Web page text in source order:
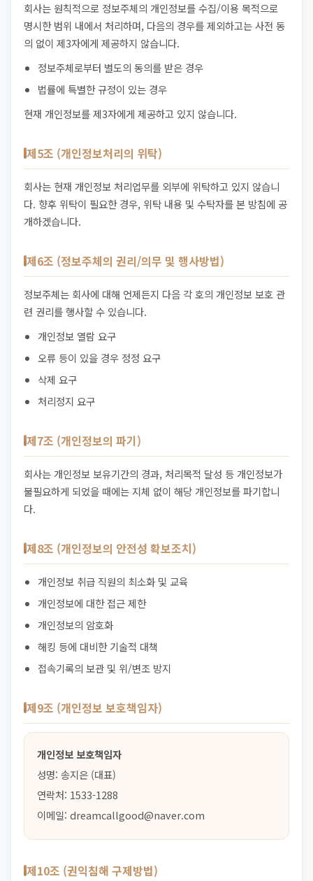
회사는 원칙적으로 정보주체의 개인정보를 수집/이용 목적으로
명시한 범위 내에서 처리하며, 다음의 경우를 제외하고는 사전 동
의 없이 제3자에게 제공하지 않습니다.
정보주체로부터 별도의 동의를 받은 경우
법률에 특별한 규정이 있는 경우
현재 개인정보를 제3자에게 제공하고 있지 않습니다.
제5조 (개인정보처리의 위탁)
회사는 현재 개인정보 처리업무를 외부에 위탁하고 있지 않습니
다. 향후 위탁이 필요한 경우, 위탁 내용 및 수탁자를 본 방침에 공
개하겠습니다.
제6조 (정보주체의 권리/의무 및 행사방법)
정보주체는 회사에 대해 언제든지 다음 각 호의 개인정보 보호 관
련 권리를 행사할 수 있습니다.
개인정보 열람 요구
오류 등이 있을 경우 정정 요구
삭제 요구
처리정지 요구
제7조 (개인정보의 파기)
회사는 개인정보 보유기간의 경과, 처리목적 달성 등 개인정보가
불필요하게 되었을 때에는 지체 없이 해당 개인정보를 파기합니
다.
제8조 (개인정보의 안전성 확보조치)
개인정보 취급 직원의 최소화 및 교육
개인정보에 대한 접근 제한
개인정보의 암호화
해킹 등에 대비한 기술적 대책
접속기록의 보관 및 위/변조 방지
제9조 (개인정보 보호책임자)
개인정보 보호책임자
성명: 송지은 (대표)
연락처: 1533-1288
이메일: dreamcallgood@naver.com
제10조 (권익침해 구제방법)